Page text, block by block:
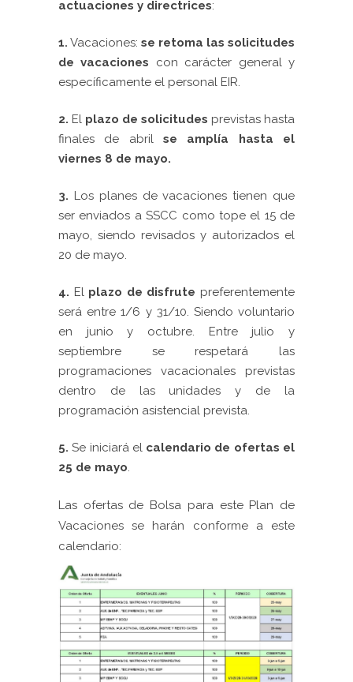
actuaciones y directrices:
1. Vacaciones: se retoma las solicitudes
de vacaciones con carácter general y
específicamente el personal EIR.
2. El plazo de solicitudes previstas hasta
finales de abril se amplía hasta el
viernes 8 de mayo.
3. Los planes de vacaciones tienen que
ser enviados a SSCC como tope el 15 de
mayo, siendo revisados y autorizados el
20 de mayo.
4. El plazo de disfrute preferentemente
será entre 1/6 y 31/10. Siendo voluntario
en junio y octubre. Entre julio y
septiembre se respetará las
programaciones vacacionales previstas
dentro de las unidades y de la
programación asistencial prevista.
5. Se iniciará el calendario de ofertas el
25 de mayo.
Las ofertas de Bolsa para este Plan de
Vacaciones se harán conforme a este
calendario: